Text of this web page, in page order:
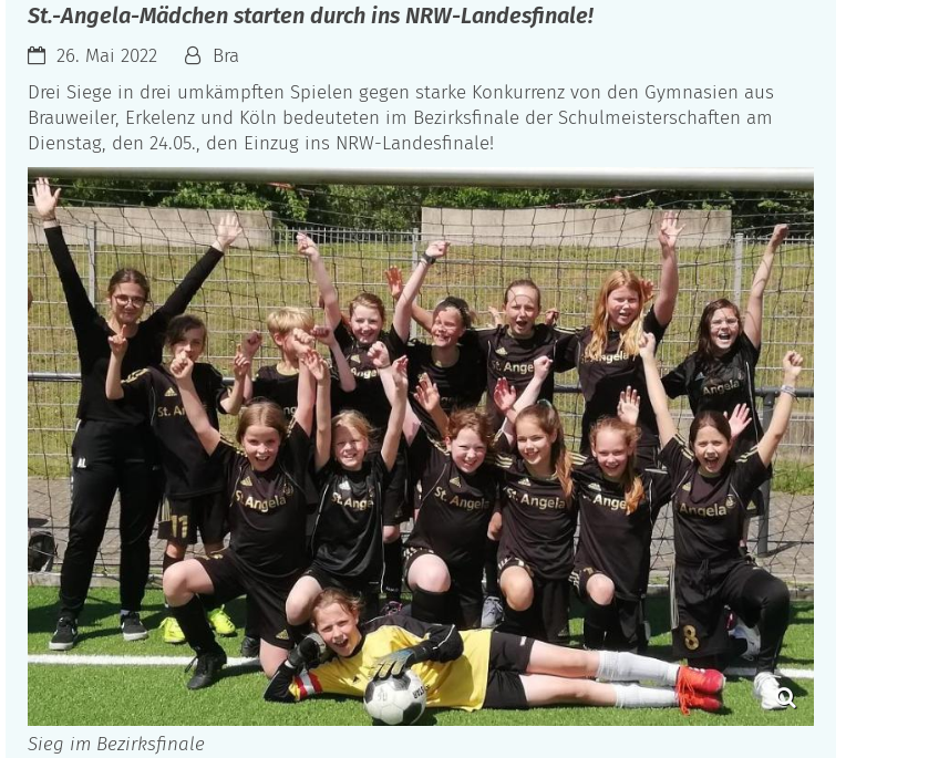
St.-Angela-Mädchen starten durch ins NRW-Landesfinale!
26. Mai 2022
Bra
Drei Siege in drei umkämpften Spielen gegen starke Konkurrenz von den Gymnasien aus
Brauweiler, Erkelenz und Köln bedeuteten im Bezirksfinale der Schulmeisterschaften am
Dienstag, den 24.05., den Einzug ins NRW-Landesfinale!
Sieg im Bezirksfinale